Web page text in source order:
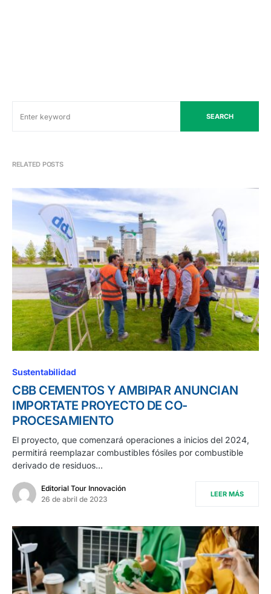
SEARCH
RELATED POSTS
Sustentabilidad
CBB CEMENTOS Y AMBIPAR ANUNCIAN
IMPORTATE PROYECTO DE CO-
PROCESAMIENTO
El proyecto, que comenzará operaciones a inicios del 2024,
permitirá reemplazar combustibles fósiles por combustible
derivado de residuos…
Editorial Tour Innovación
26 de abril de 2023
LEER MÁS